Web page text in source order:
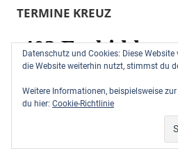
TERMINE KREUZ
Datenschutz und Cookies: Diese
die Website weiterhin nutzt, stimmst du
Weitere Informationen, beispielsweise
du hier: Cookie-Richtlinie